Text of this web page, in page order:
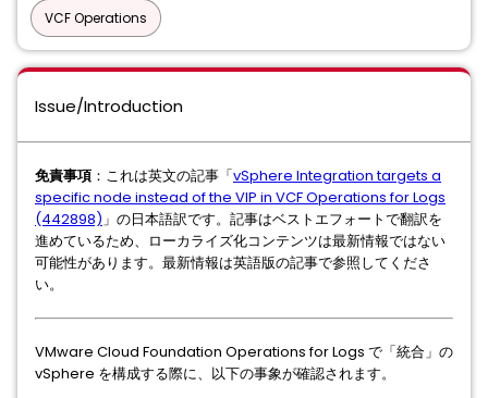
VCF Operations
Issue/Introduction
免責事項 ：これは英文の記事「vSphere Integration targets a
specific node instead of the VIP in VCF Operations for Logs
(442898)」の日本語訳です。記事はベストエフォートで翻訳を
進めているため、ローカライズ化コンテンツは最新情報ではない
可能性があります。最新情報は英語版の記事で参照してくださ
い。
VMware Cloud Foundation Operations for Logs で「統合」の
vSphere を構成する際に、以下の事象が確認されます。